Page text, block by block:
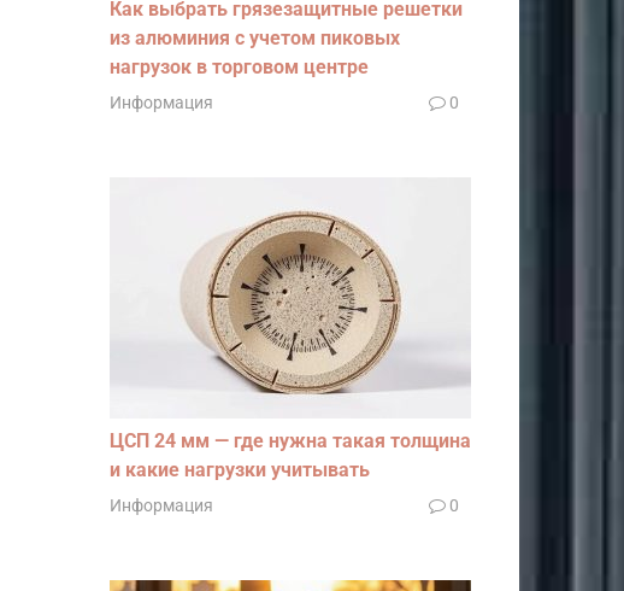
Как выбрать грязезащитные решетки
из алюминия с учетом пиковых
нагрузок в торговом центре
Информация 0
ЦСП 24 мм — где нужна такая толщина
и какие нагрузки учитывать
Информация 0